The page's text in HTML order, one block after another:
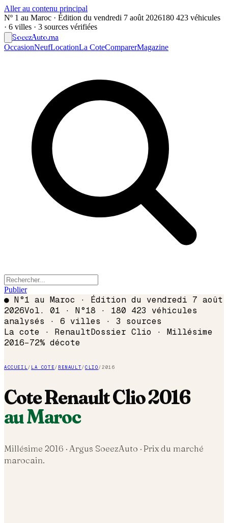
Aller au contenu principal
Nº 1 au Maroc · Édition du vendredi 7 août 2026180 423 véhicules
· 6 villes · 3 sources vérifiées
SoeezAuto.ma
OccasionNeufLocationLa CoteComparerMagazine
Publier
● N°1 au Maroc · Édition du vendredi 7 août
2026Vol. 01 · N°18 · 180 423 véhicules
analysés · 6 villes · 3 sources
La cote · RenaultDossier Clio · Millésime
2016−72% décote
ACCUEIL/ LA COTE/ RENAULT/CLIO/2016
CoteRenaultClio2016
au Maroc
Millésime 2016 · Argus SoeezAuto · Prix du marché
marocain.